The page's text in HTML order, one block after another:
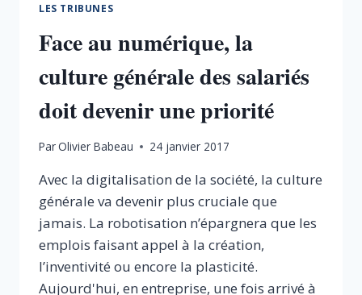
LES TRIBUNES
Face au numérique, la
culture générale des salariés
doit devenir une priorité
ParOlivier Babeau 24 janvier 2017
Avec la digitalisation de la société, la culture
générale va devenir plus cruciale que
jamais. La robotisation n’épargnera que les
emplois faisant appel à la création,
l’inventivité ou encore la plasticité.
Aujourd'hui, en entreprise, une fois arrivé à